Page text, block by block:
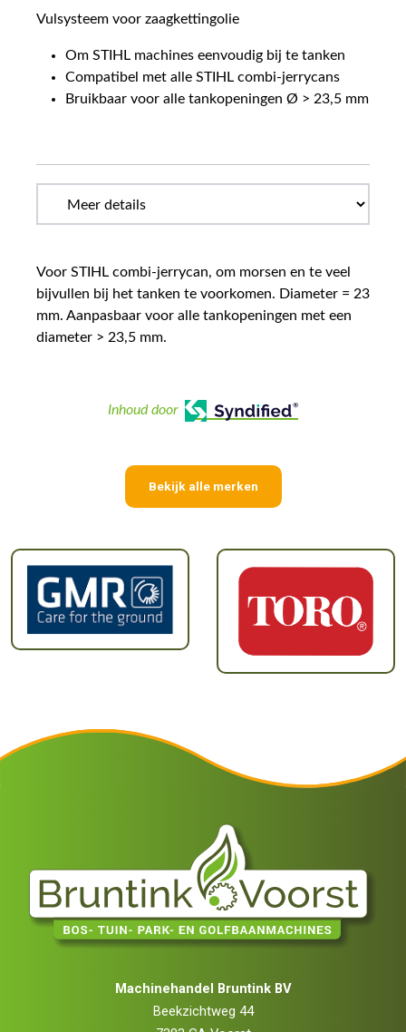
Vulsysteem voor zaagkettingolie
Om STIHL machines eenvoudig bij te tanken
Compatibel met alle STIHL combi-jerrycans
Bruikbaar voor alle tankopeningen Ø > 23,5 mm
Voor STIHL combi-jerrycan, om morsen en te veel
bijvullen bij het tanken te voorkomen. Diameter = 23
mm. Aanpasbaar voor alle tankopeningen met een
diameter > 23,5 mm.
Inhoud door
Bekijk alle merken
Machinehandel Bruntink BV
Beekzichtweg 44